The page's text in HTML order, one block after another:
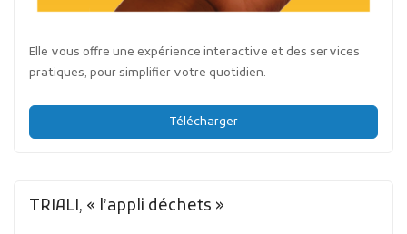
Elle vous offre une expérience interactive et des services
pratiques, pour simplifier votre quotidien.
Télécharger
TRIALI, « l’appli déchets »